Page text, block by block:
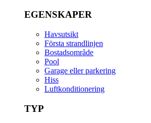
EGENSKAPER
Havsutsikt
Första strandlinjen
Bostadsområde
Pool
Garage eller parkering
Hiss
Luftkonditionering
TYP